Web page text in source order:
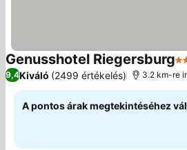
Genusshotel Riegersburg4
9,4Kiváló (2499 értékelés) 3.2 km-re
A pontos árak megtekintéséhez